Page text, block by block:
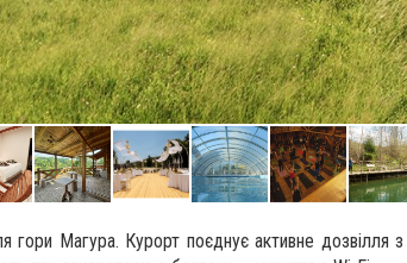
гори Магура. Курорт поєднує активне